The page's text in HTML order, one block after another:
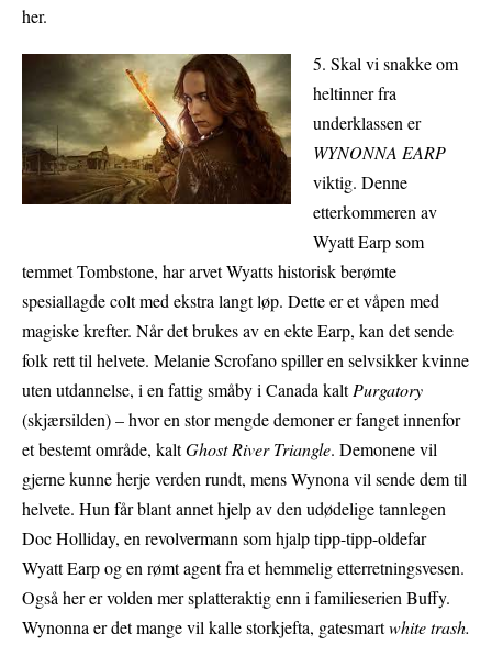
her.
5. Skal vi snakke om
heltinner fra
underklassen er
WYNONNA EARP
viktig. Denne
etterkommeren av
Wyatt Earp som
temmet Tombstone, har arvet Wyatts historisk berømte
spesiallagde colt med ekstra langt løp. Dette er et våpen med
magiske krefter. Når det brukes av en ekte Earp, kan det sende
folk rett til helvete. Melanie Scrofano spiller en selvsikker kvinne
uten utdannelse, i en fattig småby i Canada kaltPurgatory
(skjærsilden) – hvor en stor mengde demoner er fanget innenfor
et bestemt område, kaltGhost River Triangle. Demonene vil
gjerne kunne herje verden rundt, mens Wynona vil sende dem til
helvete. Hun får blant annet hjelp av den udødelige tannlegen
Doc Holliday, en revolvermann som hjalp tipp-tipp-oldefar
Wyatt Earp og en rømt agent fra et hemmelig etterretningsvesen.
Også her er volden mer splatteraktig enn i familieserien Buffy.
Wynonna er det mange vil kalle storkjefta, gatesmartwhite trash.